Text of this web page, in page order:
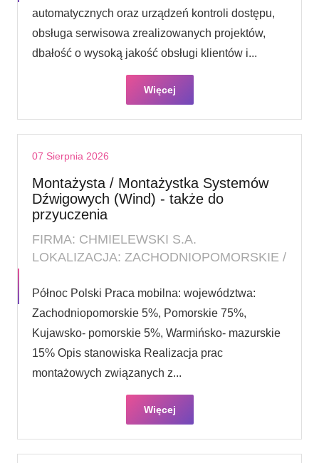
automatycznych oraz urządzeń kontroli dostępu,
obsługa serwisowa zrealizowanych projektów,
dbałość o wysoką jakość obsługi klientów i...
Więcej
07 Sierpnia 2026
Montażysta / Montażystka Systemów
Dźwigowych (Wind) - także do
przyuczenia
FIRMA: CHMIELEWSKI S.A.
LOKALIZACJA: ZACHODNIOPOMORSKIE /
Północ Polski Praca mobilna: województwa:
Zachodniopomorskie 5%, Pomorskie 75%,
Kujawsko- pomorskie 5%, Warmińsko- mazurskie
15% Opis stanowiska Realizacja prac
montażowych związanych z...
Więcej